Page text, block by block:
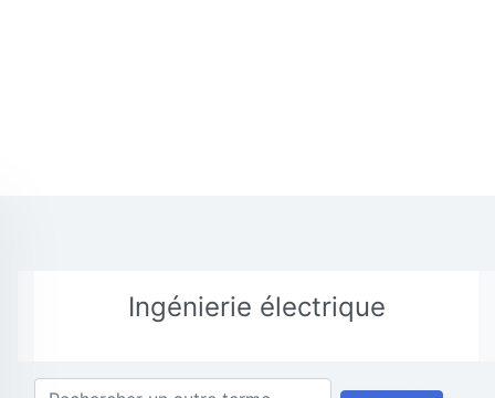
Ingénierie électrique